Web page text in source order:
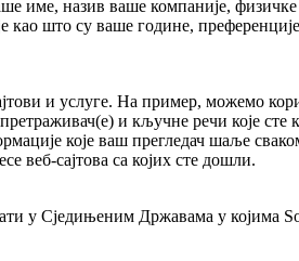
назив ваше компаније,
што су ваше године,
и услуге. На пример, можемо
и кључне речи које
које ваш прегледач шаље
веб-сајтова са којих сте дошли.
у Сједињеним Државама у којима